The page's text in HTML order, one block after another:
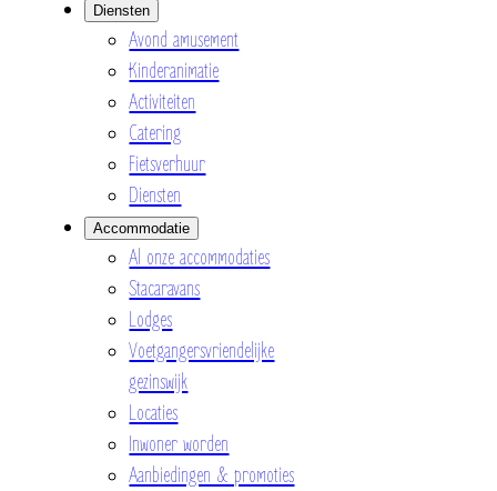
Diensten
Avond amusement
Kinderanimatie
Activiteiten
Catering
Fietsverhuur
Diensten
Accommodatie
Al onze accommodaties
Stacaravans
Lodges
Voetgangersvriendelijke
gezinswijk
Locaties
Inwoner worden
Aanbiedingen & promoties